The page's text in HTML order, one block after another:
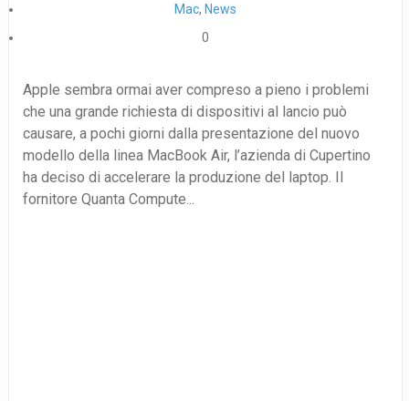
Mac, News
0
Apple sembra ormai aver compreso a pieno i problemi
che una grande richiesta di dispositivi al lancio può
causare, a pochi giorni dalla presentazione del nuovo
modello della linea MacBook Air, l’azienda di Cupertino
ha deciso di accelerare la produzione del laptop. Il
fornitore Quanta Compute...